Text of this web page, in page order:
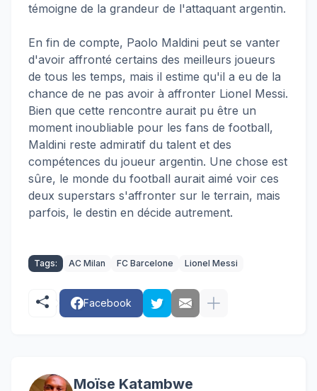
témoigne de la grandeur de l'attaquant argentin.
En fin de compte, Paolo Maldini peut se vanter
d'avoir affronté certains des meilleurs joueurs
de tous les temps, mais il estime qu'il a eu de la
chance de ne pas avoir à affronter Lionel Messi.
Bien que cette rencontre aurait pu être un
moment inoubliable pour les fans de football,
Maldini reste admiratif du talent et des
compétences du joueur argentin. Une chose est
sûre, le monde du football aurait aimé voir ces
deux superstars s'affronter sur le terrain, mais
parfois, le destin en décide autrement.
Tags: AC Milan FC Barcelone Lionel Messi
Facebook
Moïse Katambwe